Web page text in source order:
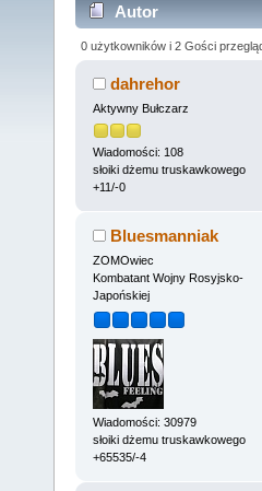
Autor
0 użytkowników i 2 Gości
dahrehor
Aktywny Bułczarz
Wiadomości: 108
słoiki dżemu truskawkowego
+11/-0
Bluesmanniak
ZOMOwiec
Kombatant Wojny Rosyjsko-
Japońskiej
Wiadomości: 30979
słoiki dżemu truskawkowego
+65535/-4